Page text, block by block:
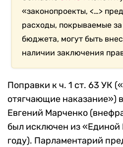
«законопроекты, <…>
расходы, покрываемые
бюджета, могут быть
наличии заключения
Поправки к ч. 1 ст. 63 УК
отягчающие наказание»)
Евгений Марченко
был исключен из «Единой
году). Парламентарий